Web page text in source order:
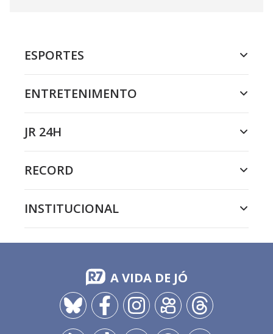
ESPORTES
ENTRETENIMENTO
JR 24H
RECORD
INSTITUCIONAL
A VIDA DE JÓ